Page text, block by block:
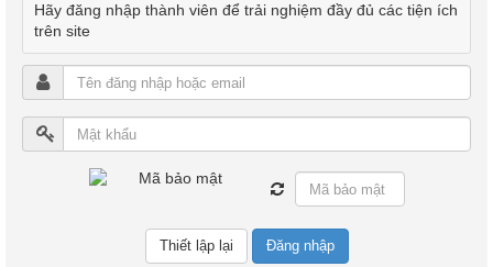
Hãy đăng nhập thành viên để trải nghiệm đầy đủ các tiện ích
trên site
Đăng nhập